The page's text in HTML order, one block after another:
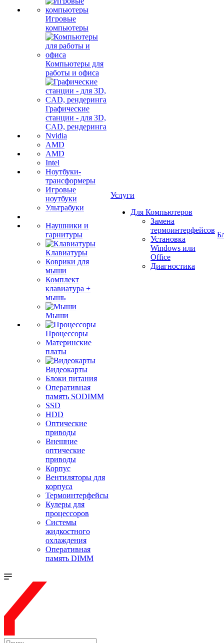
Игровые
компьютеры
Компьютеры для
работы и офиса
Графические
станции - для 3D,
CAD, рендеринга
Nvidia
AMD
AMD
Intel
Ноутбуки-
трансформеры
Игровые
ноутбуки
Ультрабуки
Наушники и
гарнитуры
Клавиатуры
Коврики для
мыши
Комплект
клавиатура +
мышь
Мыши
Процессоры
Материнские
платы
Видеокарты
Блоки питания
Оперативная
память SODIMM
SSD
HDD
Оптические
приводы
Внешние
оптические
приводы
Корпус
Вентиляторы для
корпуса
Термоинтерфейсы
Кулеры для
процессоров
Системы
жидкостного
охлаждения
Оперативная
память DIMM
Услуги
Для Компьютеров
Замена
термоинтерфейсов
Установка
Windows или
Office
Диагностика